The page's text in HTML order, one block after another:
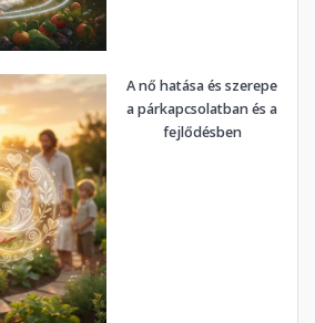
A nő hatása és szerepe
a párkapcsolatban és a
fejlődésben